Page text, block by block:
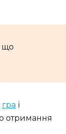
що
гра і
отримання